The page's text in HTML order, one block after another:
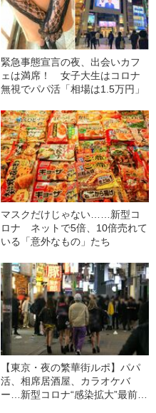
ェは満席！ 女子大生はコロナ
無視でパパ活「相場は1.5万円」
ロナ ネットで5倍、10倍売れて
いる「意外なもの」たち